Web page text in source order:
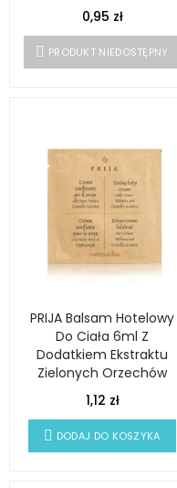
0,95 zł
PRODUKT NIEDOSTĘPNY
PRIJA Balsam Hotelowy
Do Ciała 6ml Z
Dodatkiem Ekstraktu
Zielonych Orzechów
1,12 zł
DODAJ DO KOSZYKA